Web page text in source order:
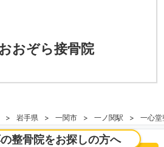
おぞら接骨院
岩手県 一関市 一ノ関駅 一心堂
整骨院をお探しの方へ